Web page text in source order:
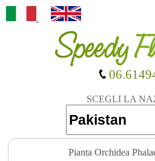
SCEGLI LA
Pianta Orchidea